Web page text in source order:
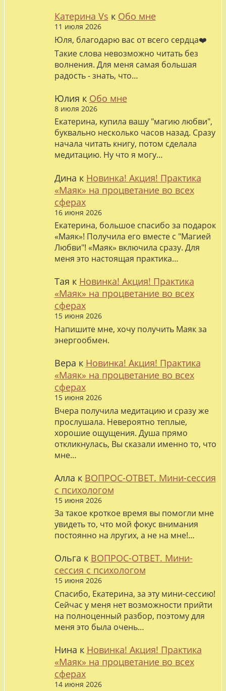
Катерина Vs к Обо мне
11 июля 2026
Юля, благодарю вас от всего сердца❤️
Такие слова невозможно читать без
волнения. Для меня самая большая
радость - знать, что…
Юлия к Обо мне
8 июля 2026
Екатерина, купила вашу "магию любви",
буквально несколько часов назад. Сразу
начала читать книгу, потом сделала
медитацию. Ну что я могу…
Дина к Новинка! Акция! Практика
«Маяк» на процветание во всех
сферах
16 июня 2026
Екатерина, большое спасибо за подарок
«Маяк»! Получила его вместе с "Магией
Любви"! «Маяк» включила сразу. Для
меня это настоящая практика…
Тая к Новинка! Акция! Практика
«Маяк» на процветание во всех
сферах
15 июня 2026
Напишите мне, хочу получить Маяк за
энергообмен.
Вера к Новинка! Акция! Практика
«Маяк» на процветание во всех
сферах
15 июня 2026
Вчера получила медитацию и сразу же
прослушала. Невероятно теплые,
хорошие ощущения. Душа прямо
откликнулась, Вы сказали именно то, что
мне…
Алла к ВОПРОС-ОТВЕТ. Мини-сессия
с психологом
15 июня 2026
За такое кроткое время вы помогли мне
увидеть то, что мой фокус внимания
постоянно на лругих, а не на мне!…
Ольга к ВОПРОС-ОТВЕТ. Мини-
сессия с психологом
15 июня 2026
Спасибо, Екатерина, за эту мини-сессию!
Сейчас у меня нет возможности прийти
на полноценный разбор, поэтому для
меня это была очень…
Нина к Новинка! Акция! Практика
«Маяк» на процветание во всех
сферах
14 июня 2026